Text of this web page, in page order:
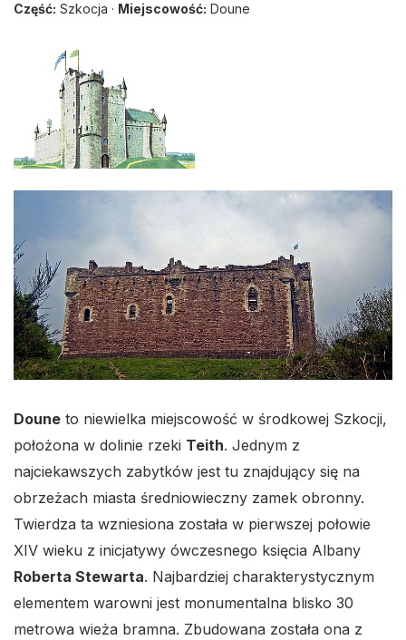
Część: Szkocja · Miejscowość: Doune
Doune to niewielka miejscowość w środkowej Szkocji,
położona w dolinie rzeki Teith. Jednym z
najciekawszych zabytków jest tu znajdujący się na
obrzeżach miasta średniowieczny zamek obronny.
Twierdza ta wzniesiona została w pierwszej połowie
XIV wieku z inicjatywy ówczesnego księcia Albany
Roberta Stewarta. Najbardziej charakterystycznym
elementem warowni jest monumentalna blisko 30
metrowa wieża bramna. Zbudowana została ona z